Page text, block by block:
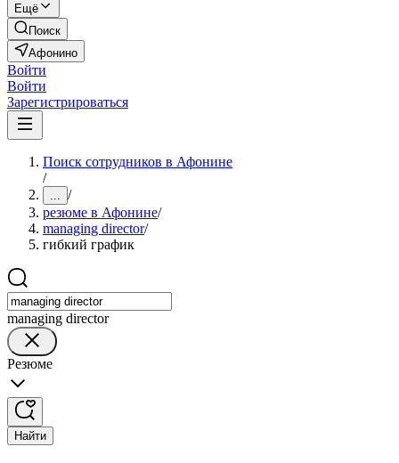
Ещё
Поиск
Афонино
Войти
Войти
Зарегистрироваться
Поиск сотрудников в Афонине
/
... /
резюме в Афонине/
managing director/
гибкий график
managing director
Резюме
Найти